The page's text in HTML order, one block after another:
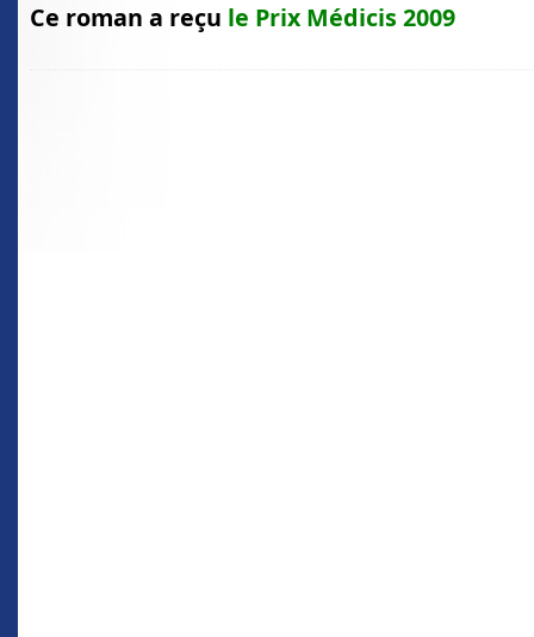
Ce roman a reçu le Prix Médicis 2009